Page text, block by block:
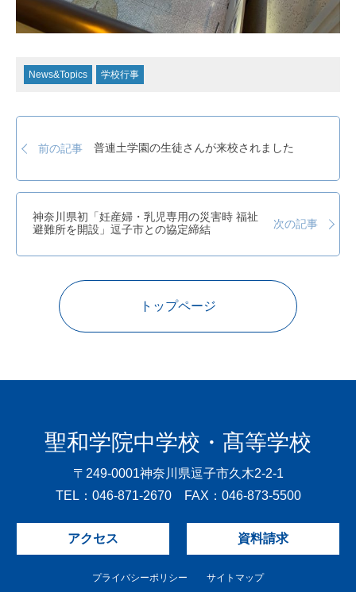
News&Topics 学校行事
前の記事 普連土学園の生徒さんが来校されました
神奈川県初「妊産婦・乳児専用の災害時 福祉
避難所を開設」逗子市との協定締結
次の記事
トップページ
聖和学院中学校・髙等学校
〒249-0001神奈川県逗子市久木2-2-1
TEL：046-871-2670 FAX：046-873-5500
アクセス 資料請求
プライバシーポリシー サイトマップ